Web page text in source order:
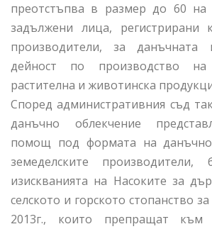
преотстъпва в размер до 60 на
задължени лица, регистрирани
производители, за
дейност по производство на
растителна и животинска
Според административния съд
данъчно облекчение
помощ под формата на
земеделските производители,
изискванията на Насоките за
селското и горското стопанство
2013г., които препращат към